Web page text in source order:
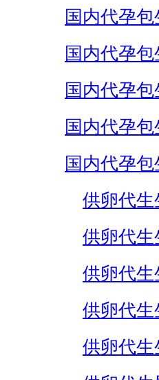
国内代孕
国内代孕
国内代孕
国内代孕
国内代孕包
供卵代生
供卵代生
供卵代
供卵代生
供卵代生